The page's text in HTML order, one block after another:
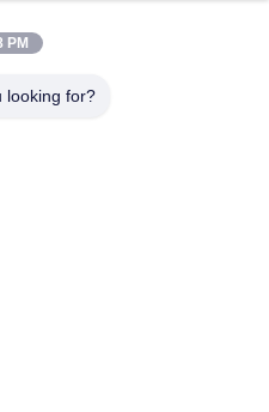
PM
looking for?